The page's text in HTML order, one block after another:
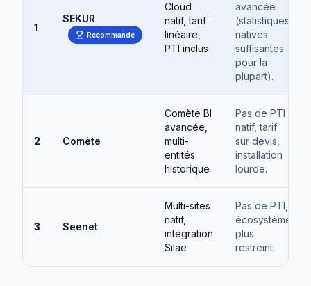
1
SEKUR
Recommandé
Cloud
natif, tarif
linéaire,
PTI inclus
avancée
(statistiques
natives
suffisantes
pour la
plupart).
2 Comète
Comète BI
avancée,
multi-
entités
historique
Pas de PTI
natif, tarif
sur devis,
installation
lourde.
3 Seenet
Multi-sites
natif,
intégration
Silae
Pas de PTI,
écosystème
plus
restreint.